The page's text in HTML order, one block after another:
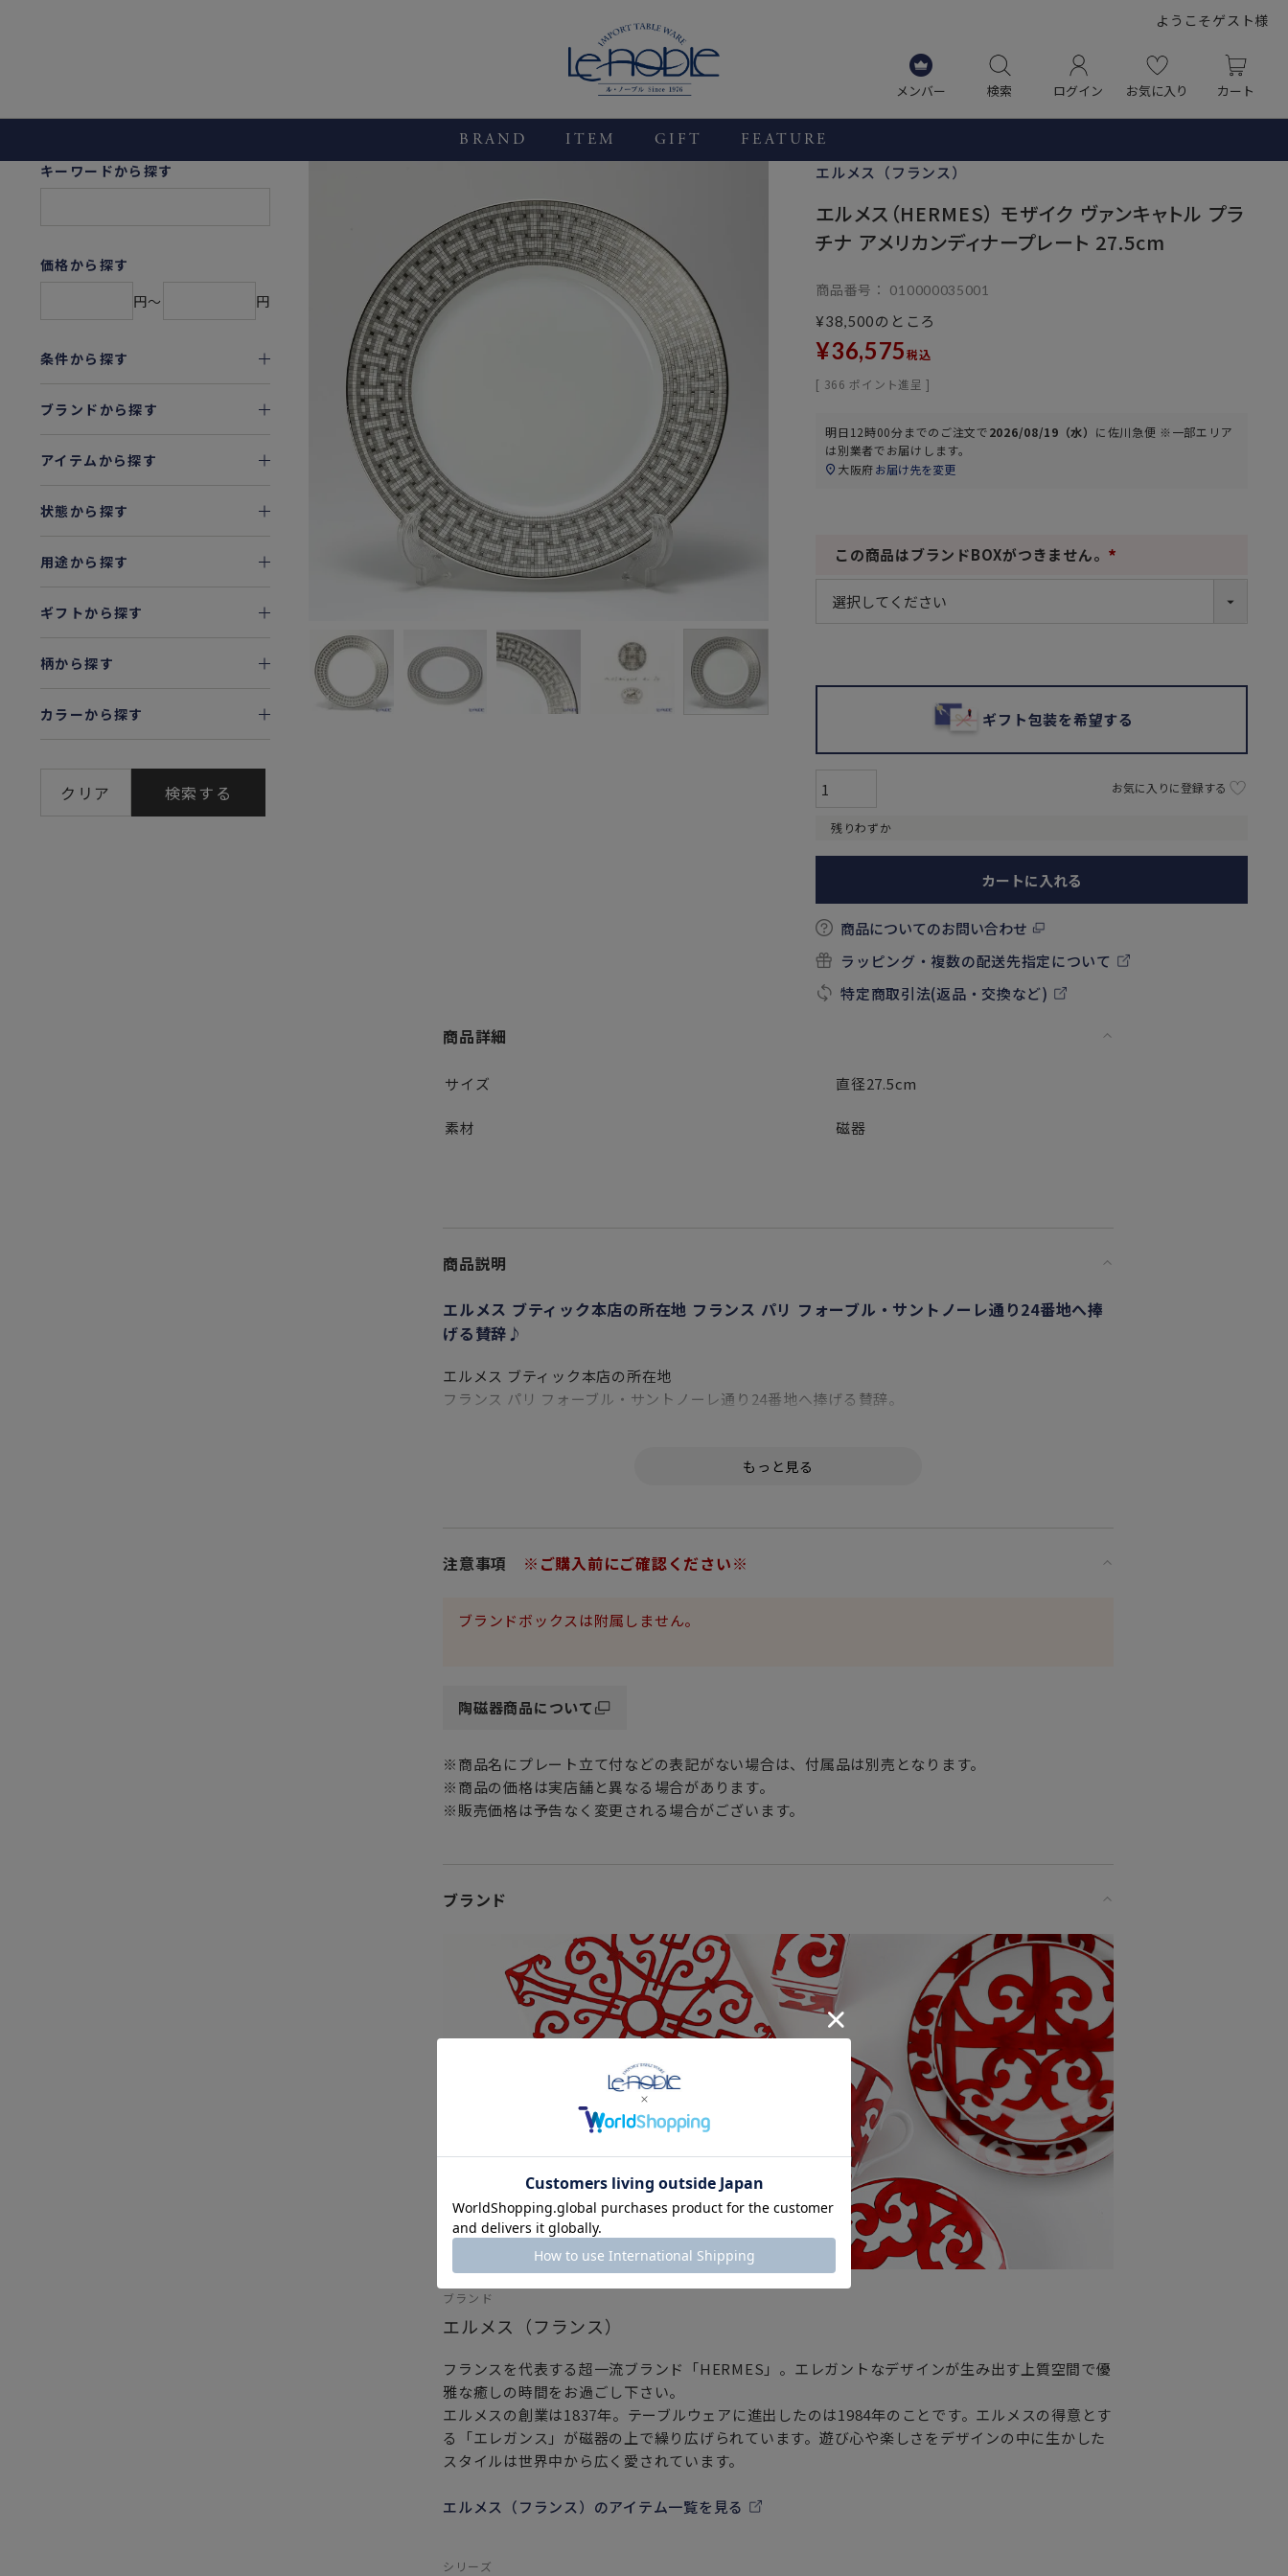
ようこそゲスト様
メンバー 検索 ログイン お気に入り カート
BRAND ITEM GIFT FEATURE
キーワードから探す
価格から探す
円〜
円
条件から探す
ブランドから探す
アイテムから探す
状態から探す
用途から探す
ギフトから探す
柄から探す
カラーから探す
クリア 検索する
エルメス（フランス）
エルメス（HERMES） モザイク ヴァンキャトル プラ
チナ アメリカンディナープレート 27.5cm
商品番号 010000035001
¥38,500のところ
¥36,575税込
[ 366 ポイント進呈 ]
明日 12時00分までのご注文で2026/08/19（水） に佐川急便 ※一部エリア
は別業者でお届けします。
大阪府お届け先を変更
この商品はブランドBOXがつきません。
ギフト包装を希望する
残りわずか
お気に入りに登録する
カートに入れる
商品についてのお問い合わせ
ラッピング・複数の配送先指定について
特定商取引法(返品・交換など)
商品詳細
サイズ 直径27.5cm
素材 磁器
商品説明
エルメス ブティック本店の所在地 フランス パリ フォーブル・サントノーレ通り24番地へ捧
げる賛辞♪
エルメス ブティック本店の所在地
フランス パリ フォーブル・サントノーレ通り24番地へ捧げる賛辞。
おもてなしにもぴったりの食器は
お祝いのギフトやプレゼントとしてだけでなく
頑張った自分へのご褒美としても最適です。
フランスらしいエレガントさと高級感に加え、「エルメス」ならではのデザインセンスを用いた
特別な日のディナーや二人きりのティータイムをお楽しみいただけるテーブルウェアコレクショ
ン。
注意事項 ※ご購入前にご確認ください※
ブランドボックスは附属しません。
陶磁器商品について
※商品名にプレート立て付などの表記がない場合は、付属品は別売となります。
※商品の価格は実店舗と異なる場合があります。
※販売価格は予告なく変更される場合がございます。
ブランド
ブランド
エルメス（フランス）
フランスを代表する超一流ブランド「HERMES」。エレガントなデザインが生み出す上質空間で優
雅な癒しの時間をお過ごし下さい。
エルメスの創業は1837年。テーブルウェアに進出したのは1984年のことです。エルメスの得意とす
る「エレガンス」が磁器の上で繰り広げられています。遊び心や楽しさをデザインの中に生かした
スタイルは世界中から広く愛されています。
エルメス（フランス）のアイテム一覧を見る
シリーズ